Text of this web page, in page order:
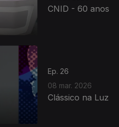
CNID - 60 anos
Ep. 26
08 mar. 2026
Clássico na Luz